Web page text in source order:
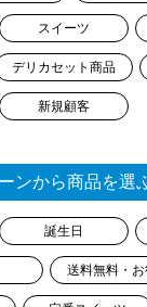
スイーツ
デリカセット商品
新規顧客
ンから商品を選
誕生日
送料無料・